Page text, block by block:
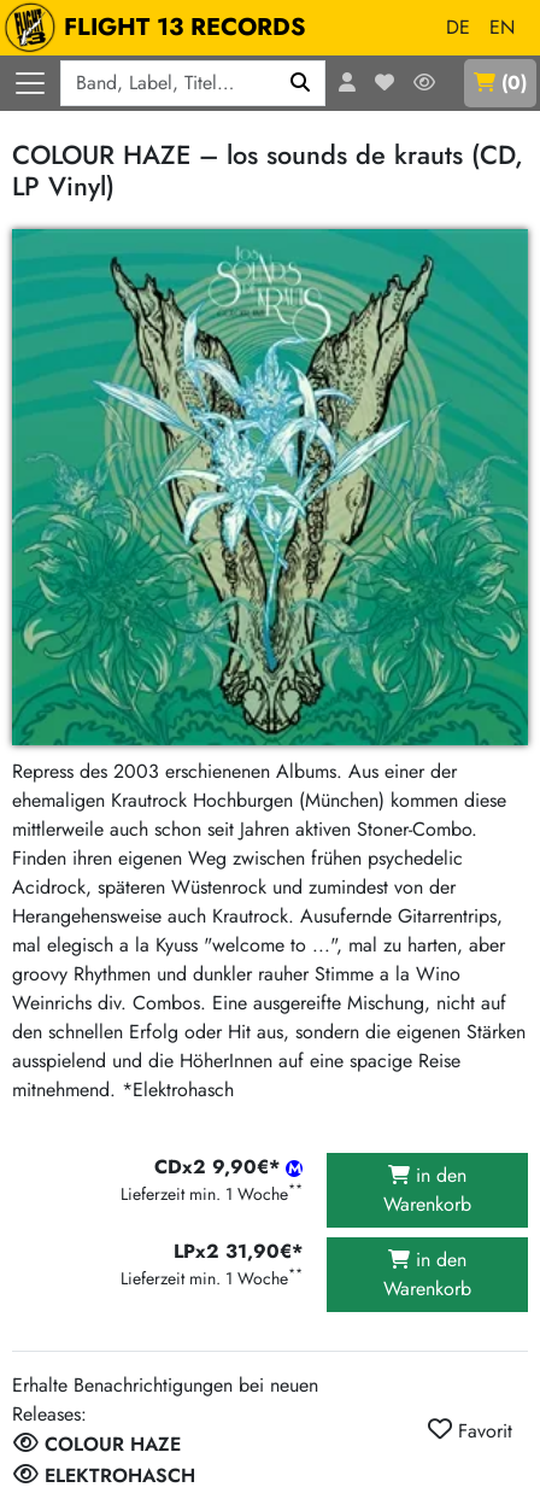
FLIGHT 13 RECORDS DE
EN
(0)
COLOUR HAZE – los sounds de krauts (CD,
LP Vinyl)
Repress des 2003 erschienenen Albums. Aus einer der
ehemaligen Krautrock Hochburgen (München) kommen diese
mittlerweile auch schon seit Jahren aktiven Stoner-Combo.
Finden ihren eigenen Weg zwischen frühen psychedelic
Acidrock, späteren Wüstenrock und zumindest von der
Herangehensweise auch Krautrock. Ausufernde Gitarrentrips,
mal elegisch a la Kyuss "welcome to ...", mal zu harten, aber
groovy Rhythmen und dunkler rauher Stimme a la Wino
Weinrichs div. Combos. Eine ausgereifte Mischung, nicht auf
den schnellen Erfolg oder Hit aus, sondern die eigenen Stärken
ausspielend und die HöherInnen auf eine spacige Reise
mitnehmend. *Elektrohasch
CDx2 9,90€*
Lieferzeit min. 1 Woche**
in den
Warenkorb
LPx2 31,90€*
Lieferzeit min. 1 Woche**
in den
Warenkorb
Erhalte Benachrichtigungen bei neuen
Releases:
COLOUR HAZE
ELEKTROHASCH
Favorit